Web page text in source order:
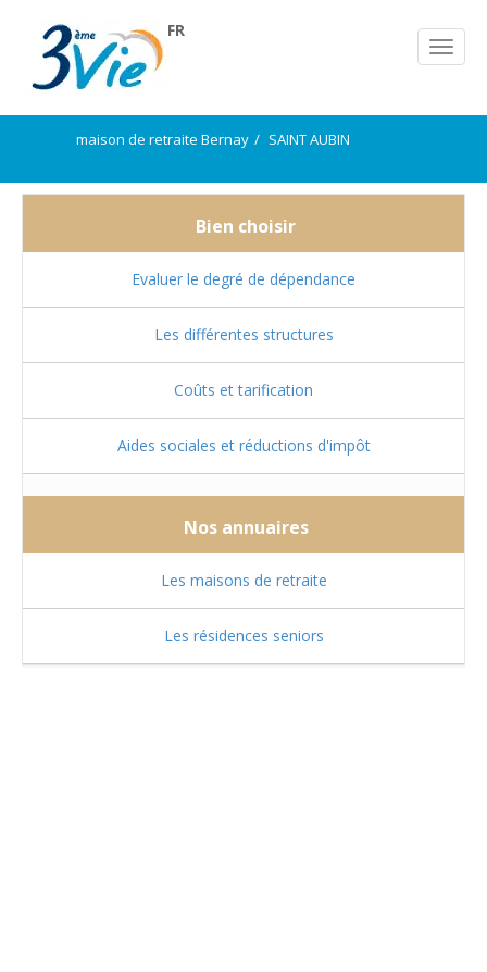
FR
maison de retraite Bernay SAINT AUBIN
Bien choisir
Evaluer le degré de dépendance
Les différentes structures
Coûts et tarification
Aides sociales et réductions d'impôt
Nos annuaires
Les maisons de retraite
Les résidences seniors